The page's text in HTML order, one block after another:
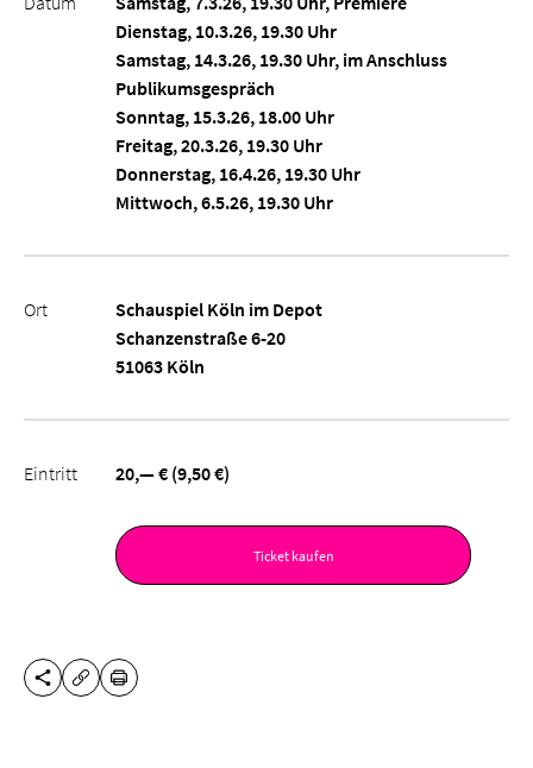
Dienstag, 10.3.26, 19.30 Uhr
Samstag, 14.3.26, 19.30 Uhr, im Anschluss
Publikumsgespräch
Sonntag, 15.3.26, 18.00 Uhr
Freitag, 20.3.26, 19.30 Uhr
Donnerstag, 16.4.26, 19.30 Uhr
Mittwoch, 6.5.26, 19.30 Uhr
Ort
Schauspiel Köln im Depot
Schanzenstraße 6-20
51063 Köln
Eintritt 20,— € (9,50 €)
Ticket kaufen
DIESE SEITE TEILEN
URL KOPIEREN
DRUCKEN